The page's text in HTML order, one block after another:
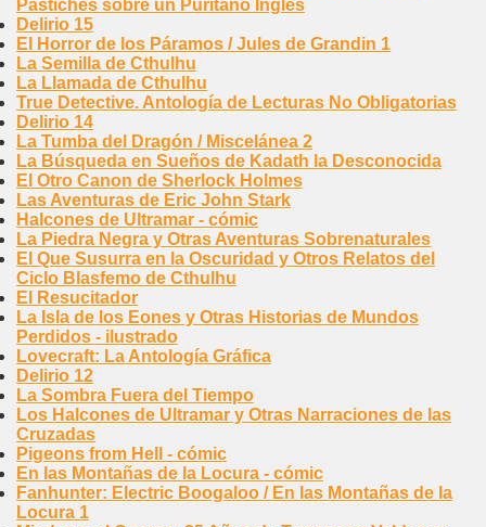
Pastiches sobre un Puritano Inglés
Delirio 15
El Horror de los Páramos / Jules de Grandin 1
La Semilla de Cthulhu
La Llamada de Cthulhu
True Detective. Antología de Lecturas No Obligatorias
Delirio 14
La Tumba del Dragón / Miscelánea 2
La Búsqueda en Sueños de Kadath la Desconocida
El Otro Canon de Sherlock Holmes
Las Aventuras de Eric John Stark
Halcones de Ultramar - cómic
La Piedra Negra y Otras Aventuras Sobrenaturales
El Que Susurra en la Oscuridad y Otros Relatos del
Ciclo Blasfemo de Cthulhu
El Resucitador
La Isla de los Eones y Otras Historias de Mundos
Perdidos - ilustrado
Lovecraft: La Antología Gráfica
Delirio 12
La Sombra Fuera del Tiempo
Los Halcones de Ultramar y Otras Narraciones de las
Cruzadas
Pigeons from Hell - cómic
En las Montañas de la Locura - cómic
Fanhunter: Electric Boogaloo / En las Montañas de la
Locura 1